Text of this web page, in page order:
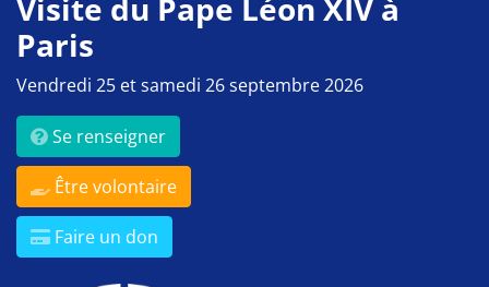
Visite du Pape Léon XIV à
Paris
Vendredi 25 et samedi 26 septembre 2026
Se renseigner
Être volontaire
Faire un don